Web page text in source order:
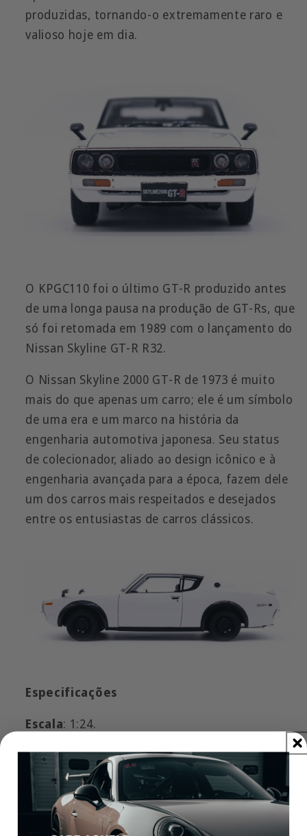
produzidas, tornando-o extremamente raro e
valioso hoje em dia.
O KPGC110 foi o último GT-R produzido antes
de uma longa pausa na produção de GT-Rs, que
só foi retomada em 1989 com o lançamento do
Nissan Skyline GT-R R32.
O Nissan Skyline 2000 GT-R de 1973 é muito
mais do que apenas um carro; ele é um símbolo
de uma era e um marco na história da
engenharia automotiva japonesa. Seu status
de colecionador, aliado ao design icônico e à
engenharia avançada para a época, fazem dele
um dos carros mais respeitados e desejados
entre os entusiastas de carros clássicos.
Especificações
Escala: 1:24.
Borracha.
Medidas: 19cm x 7,6cm x 5,7cm.
Marca: Maisto.